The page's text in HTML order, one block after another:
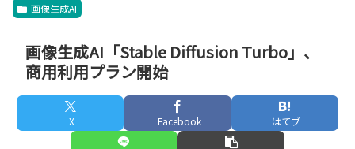
画像生成AI
画像生成AI「Stable Diffusion Turbo」、
商用利用プラン開始
X Facebook はてブ